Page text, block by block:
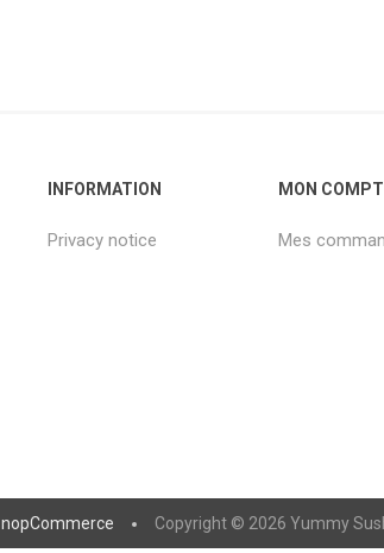
INFORMATION
Privacy notice
MON
Mes
nopCommerce Copyright © 2026 Yummy